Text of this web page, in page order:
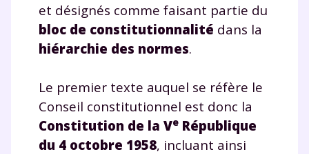
et désignés comme faisant partie du
bloc de constitutionnalité dans la
hiérarchie des normes.
Le premier texte auquel se réfère le
Conseil constitutionnel est donc la
Constitution de la Ve République
du 4 octobre 1958, incluant ainsi